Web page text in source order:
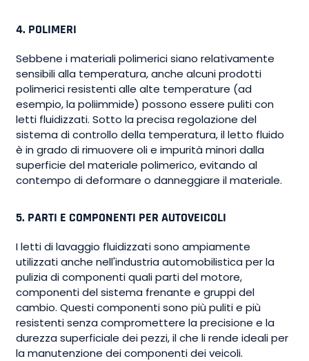
4. POLIMERI
Sebbene i materiali polimerici siano relativamente
sensibili alla temperatura, anche alcuni prodotti
polimerici resistenti alle alte temperature (ad
esempio, la poliimmide) possono essere puliti con
letti fluidizzati. Sotto la precisa regolazione del
sistema di controllo della temperatura, il letto fluido
è in grado di rimuovere oli e impurità minori dalla
superficie del materiale polimerico, evitando al
contempo di deformare o danneggiare il materiale.
5. PARTI E COMPONENTI PER AUTOVEICOLI
I letti di lavaggio fluidizzati sono ampiamente
utilizzati anche nell'industria automobilistica per la
pulizia di componenti quali parti del motore,
componenti del sistema frenante e gruppi del
cambio. Questi componenti sono più puliti e più
resistenti senza compromettere la precisione e la
durezza superficiale dei pezzi, il che li rende ideali per
la manutenzione dei componenti dei veicoli.